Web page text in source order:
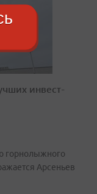
инвест-
горнолыжного
Арсеньев